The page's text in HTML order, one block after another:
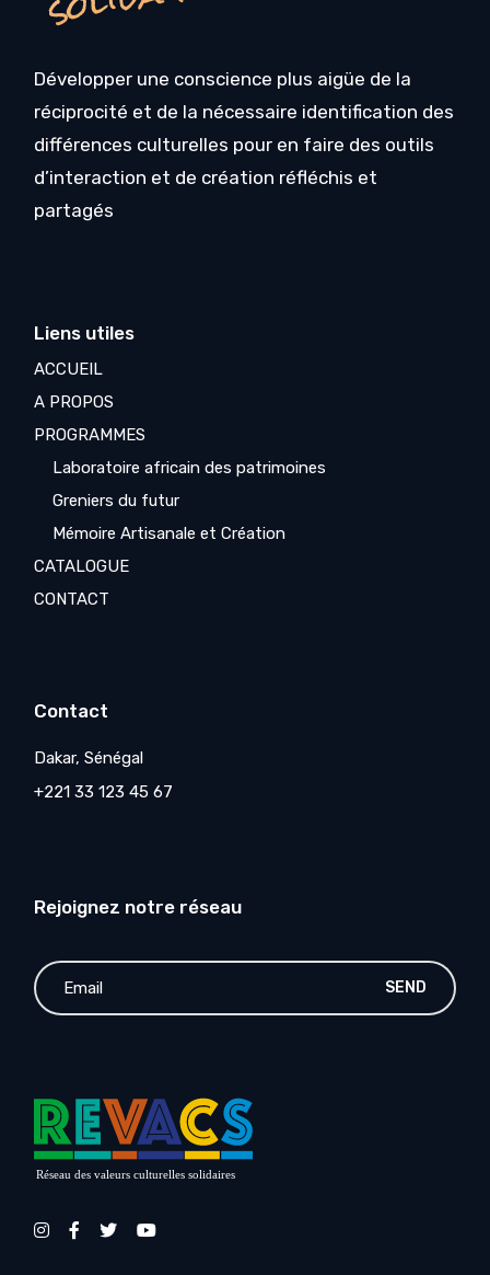
Développer une conscience plus aigüe de la
réciprocité et de la nécessaire identification des
différences culturelles pour en faire des outils
d’interaction et de création réfléchis et
partagés
Liens utiles
ACCUEIL
A PROPOS
PROGRAMMES
Laboratoire africain des patrimoines
Greniers du futur
Mémoire Artisanale et Création
CATALOGUE
CONTACT
Contact
Dakar, Sénégal
+221 33 123 45 67
Rejoignez notre réseau
SEND
Réseau des valeurs culturelles solidaires